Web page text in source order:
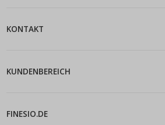
KONTAKT
KUNDENBEREICH
FINESIO.DE